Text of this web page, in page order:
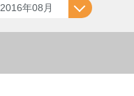
2016年08月